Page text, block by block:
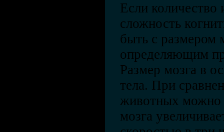
Если количество
сложность
быть с размером
определяющим
Размер мозга в
тела. При
животных можно
мозга